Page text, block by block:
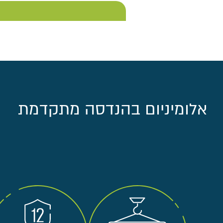
אלומיניום בהנדסה מתקדמת